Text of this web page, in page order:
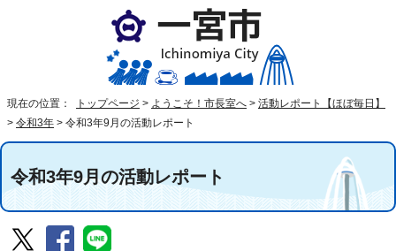
現在の位置： トップページ > ようこそ！市長室へ > 活動レポート【ほぼ毎日】
> 令和3年 > 令和3年9月の活動レポート
令和3年9月の活動レポート